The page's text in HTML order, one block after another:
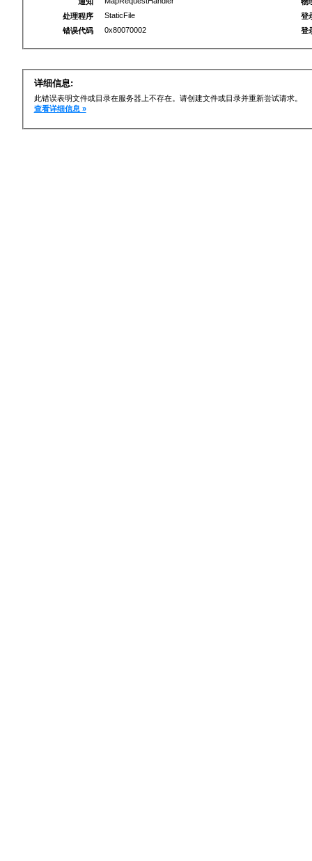
处理程序
StaticFile
错误代码
0x80070002
登
登
详细信息:
此错误表明文件或目录在服务器上不存在。请创建文件或目录并重新尝试请求。
查看详细信息 »